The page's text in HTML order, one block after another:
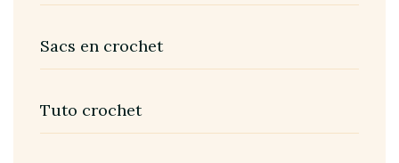
Sacs en crochet
Tuto crochet